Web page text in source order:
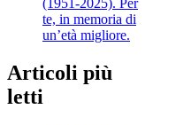
te, in memoria di
un’età migliore.
Articoli più
letti